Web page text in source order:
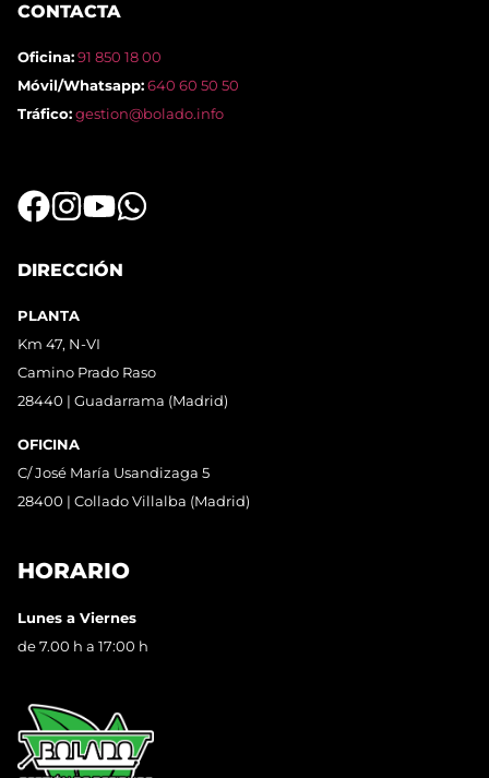
CONTACTA
Oficina:91 850 18 00
Móvil/Whatsapp:640 60 50 50
Tráfico:gestion@bolado.info
DIRECCIÓN
PLANTA
Km 47, N-VI
Camino Prado Raso
28440 | Guadarrama (Madrid)
OFICINA
C/ José María Usandizaga 5
28400 | Collado Villalba (Madrid)
HORARIO
Lunes a Viernes
de 7.00 h a 17:00 h